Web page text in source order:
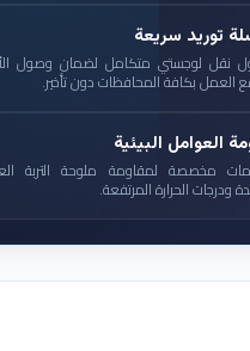
توريد سريعة
نقل لوجستي متكامل لضمان وصول
العمل بكافة المحافظات دون تأخير.
العوامل البيئية
مخصصة لمقاومة ملوحة التربة
ودرجات الحرارة المرتفعة.